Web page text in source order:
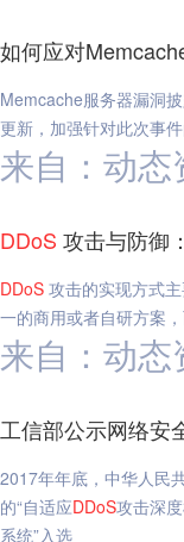
如何应对
Memcache服务器漏洞
更新，加强针对此次事
来自：动态
DDoS 攻击与防御
DDoS 攻击的实现方式
一的商用或者自研方案
来自：动态
工信部公示网络安
2017年年底，中华人民
的“自适应DDoS攻击深
系统”入选